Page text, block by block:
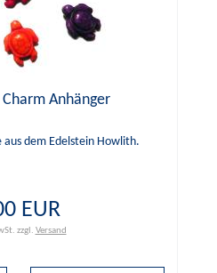
Anhänger
aus dem Edelstein Howlith.
EUR
zzgl. Versand